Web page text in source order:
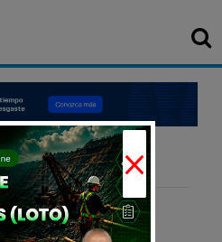
Inversión
Ventas
Producción
×